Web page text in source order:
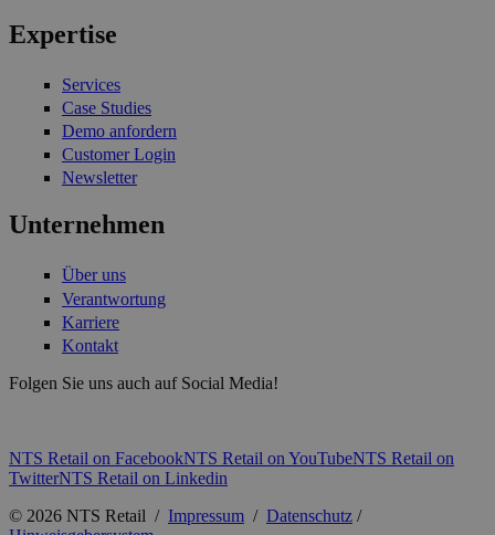
Expertise
Services
Case Studies
Demo anfordern
Customer Login
Newsletter
Unternehmen
Über uns
Verantwortung
Karriere
Kontakt
Folgen Sie uns auch auf Social Media!
NTS Retail on FacebookNTS Retail on YouTubeNTS Retail on
TwitterNTS Retail on Linkedin
© 2026 NTS Retail / Impressum / Datenschutz /